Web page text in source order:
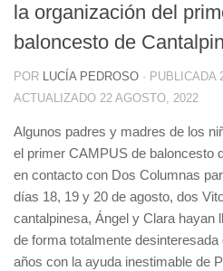
la organización del
baloncesto de
POR LUCÍA PEDROSO · PUBLICADA
ACTUALIZADO 22 AGOSTO, 2022
Algunos padres y madres de los
el primer CAMPUS de baloncesto
en contacto con Dos Columnas
días 18, 19 y 20 de agosto, dos
cantalpinesa, Ángel y Clara hayan
de forma totalmente
años con la ayuda inestimable de